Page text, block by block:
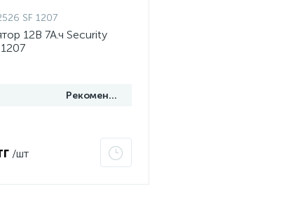
SF 1207
12В 7А.ч Security
Рекомендуем
/шт